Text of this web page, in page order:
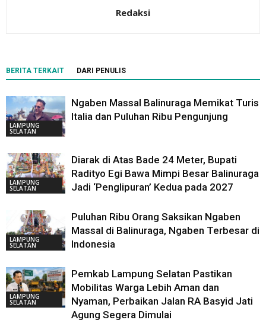
Redaksi
BERITA TERKAIT DARI PENULIS
LAMPUNG
SELATAN
Ngaben Massal Balinuraga Memikat Turis
Italia dan Puluhan Ribu Pengunjung
LAMPUNG
SELATAN
Diarak di Atas Bade 24 Meter, Bupati
Radityo Egi Bawa Mimpi Besar Balinuraga
Jadi ‘Penglipuran’ Kedua pada 2027
LAMPUNG
SELATAN
Puluhan Ribu Orang Saksikan Ngaben
Massal di Balinuraga, Ngaben Terbesar di
Indonesia
LAMPUNG
SELATAN
Pemkab Lampung Selatan Pastikan
Mobilitas Warga Lebih Aman dan
Nyaman, Perbaikan Jalan RA Basyid Jati
Agung Segera Dimulai